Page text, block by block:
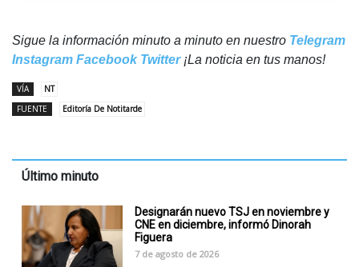
Sigue la información minuto a minuto en nuestro Telegram
Instagram Facebook Twitter¡La noticia en tus manos!
VÍA
NT
FUENTE
Editoría De Notitarde
Último minuto
Designarán nuevo TSJ en noviembre y
CNE en diciembre, informó Dinorah
Figuera
7 de agosto de 2026